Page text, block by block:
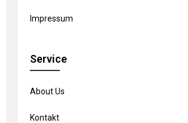
Impressum
Service
About Us
Kontakt